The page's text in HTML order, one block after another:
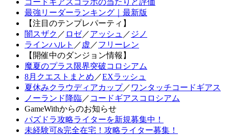
最強リーダーランキング｜最新版
【注目のテンプレパーティ】
闇スザク ／ ロゼ／アッシュ ／ ジノ
ラインハルト ／ 虚 ／フリーレン
【開催中のダンジョン情報】
魔夏のプラス限界突破コロシアム
8月クエストまとめ ／EXラッシュ
夏休みクラウディアカップ／ ワンタッチコードギアス
ノーランド降臨／ コードギアスコロシアム
GameWithからのお知らせ
パズドラ攻略ライターを新規募集中！
未経験可&完全在宅！攻略ライター募集！